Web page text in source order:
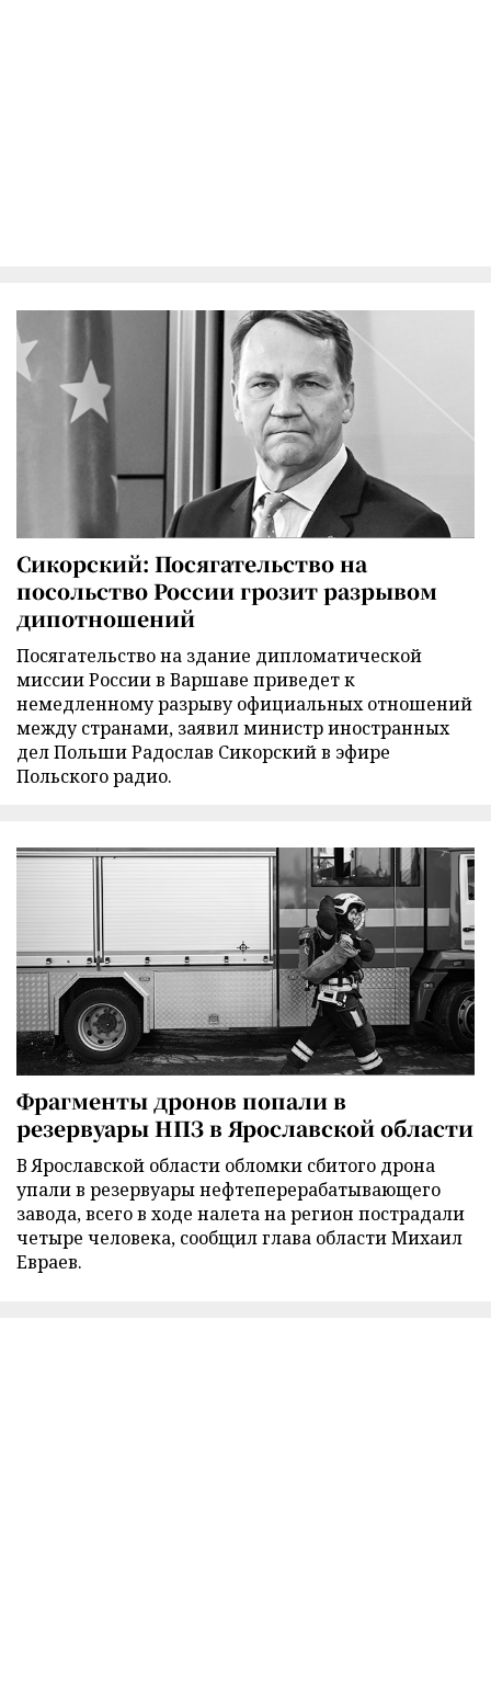
Сикорский: Посягательство на
посольство России грозит разрывом
дипотношений
Посягательство на здание дипломатической
миссии России в Варшаве приведет к
немедленному разрыву официальных отношений
между странами, заявил министр иностранных
дел Польши Радослав Сикорский в эфире
Польского радио.
Фрагменты дронов попали в
резервуары НПЗ в Ярославской области
В Ярославской области обломки сбитого дрона
упали в резервуары нефтеперерабатывающего
завода, всего в ходе налета на регион пострадали
четыре человека, сообщил глава области Михаил
Евраев.